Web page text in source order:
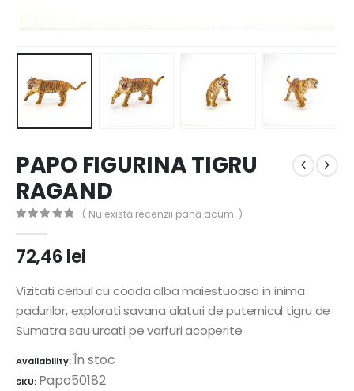
PAPO FIGURINA TIGRU
RAGAND
( Nu există recenzii până acum. )
72,46lei
Vizitati cerbul cu coada alba maiestuoasa in inima
padurilor, explorati savana alaturi de puternicul tigru de
Sumatra sau urcati pe varfuri acoperite
Availability:În stoc
SKU: Papo50182